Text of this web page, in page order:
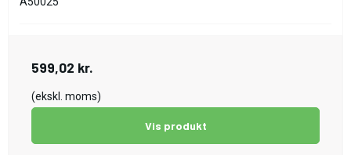
599,02 kr.
(ekskl. moms)
Vis produkt